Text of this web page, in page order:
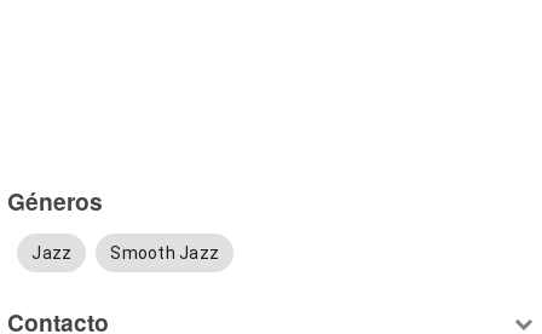
Géneros
Jazz Smooth Jazz
Contacto